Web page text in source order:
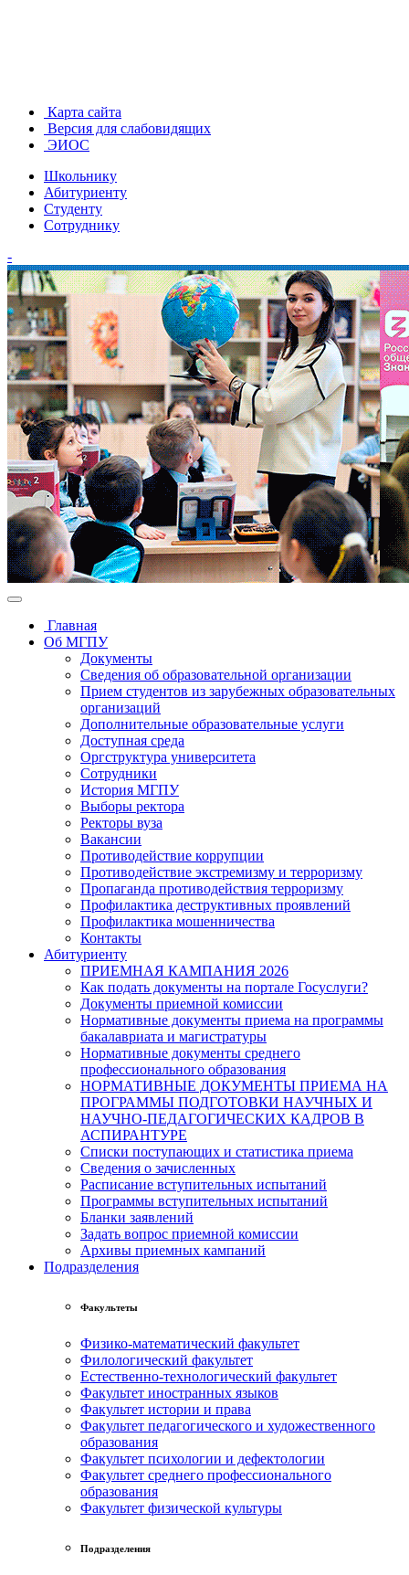
Карта сайта
Версия для слабовидящих
ЭИОС
Школьнику
Абитуриенту
Студенту
Сотруднику
-
Главная
Об МГПУ
Документы
Сведения об образовательной организации
Прием студентов из зарубежных образовательных
организаций
Дополнительные образовательные услуги
Доступная среда
Оргструктура университета
Сотрудники
История МГПУ
Выборы ректора
Ректоры вуза
Вакансии
Противодействие коррупции
Противодействие экстремизму и терроризму
Пропаганда противодействия терроризму
Профилактика деструктивных проявлений
Профилактика мошенничества
Контакты
Абитуриенту
ПРИЕМНАЯ КАМПАНИЯ 2026
Как подать документы на портале Госуслуги?
Документы приемной комиссии
Нормативные документы приема на программы
бакалавриата и магистратуры
Нормативные документы среднего
профессионального образования
НОРМАТИВНЫЕ ДОКУМЕНТЫ ПРИЕМА НА
ПРОГРАММЫ ПОДГОТОВКИ НАУЧНЫХ И
НАУЧНО-ПЕДАГОГИЧЕСКИХ КАДРОВ В
АСПИРАНТУРЕ
Списки поступающих и статистика приема
Сведения о зачисленных
Расписание вступительных испытаний
Программы вступительных испытаний
Бланки заявлений
Задать вопрос приемной комиссии
Архивы приемных кампаний
Подразделения
Факультеты
Физико-математический факультет
Филологический факультет
Естественно-технологический факультет
Факультет иностранных языков
Факультет истории и права
Факультет педагогического и художественного
образования
Факультет психологии и дефектологии
Факультет среднего профессионального
образования
Факультет физической культуры
Подразделения